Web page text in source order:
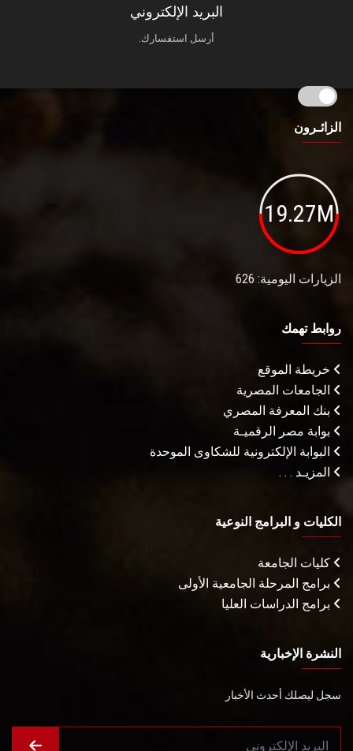
البريد الإلكتروني
أرسل استفسارك.
الزائـرون
19.27M
الزيارات اليومية: 626
روابط تهمك
خريطة الموقع
الجامعات المصرية
بنك المعرفة المصري
بوابة مصر الرقميـة
البوابة الإلكترونية للشكاوى الموحدة
المزيـد . . .
الكليات و البرامج النوعية
كليات الجامعة
برامج المرحلة الجامعية الأولى
برامج الدراسات العليا
النشرة الإخبارية
سجل ليصلك أحدث الأخبار